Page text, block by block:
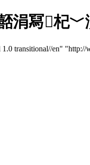
涓冩杞
transitional//en"